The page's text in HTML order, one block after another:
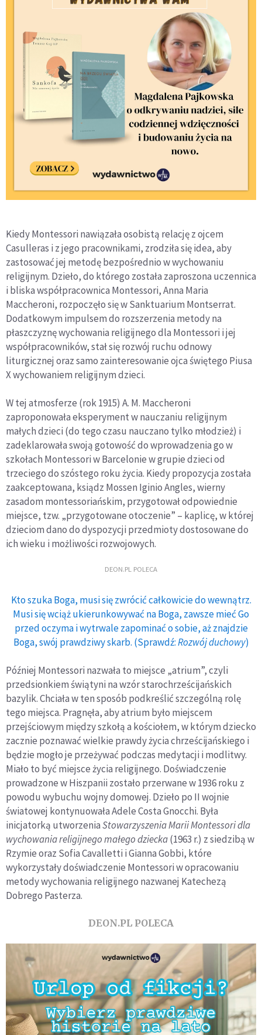
Kiedy Montessori nawiązała osobistą relację z ojcem
Casulleras i z jego pracownikami, zrodziła się idea, aby
zastosować jej metodę bezpośrednio w wychowaniu
religijnym. Dzieło, do którego została zaproszona uczennica
i bliska współpracownica Montessori, Anna Maria
Maccheroni, rozpoczęło się w Sanktuarium Montserrat.
Dodatkowym impulsem do rozszerzenia metody na
płaszczyznę wychowania religijnego dla Montessori i jej
współpracowników, stał się rozwój ruchu odnowy
liturgicznej oraz samo zainteresowanie ojca świętego Piusa
X wychowaniem religijnym dzieci.
W tej atmosferze (rok 1915) A. M. Maccheroni
zaproponowała eksperyment w nauczaniu religijnym
małych dzieci (do tego czasu nauczano tylko młodzież) i
zadeklarowała swoją gotowość do wprowadzenia go w
szkołach Montessori w Barcelonie w grupie dzieci od
trzeciego do szóstego roku życia. Kiedy propozycja została
zaakceptowana, ksiądz Mossen Iginio Angles, wierny
zasadom montessoriańskim, przygotował odpowiednie
miejsce, tzw. „przygotowane otoczenie” – kaplicę, w której
dzieciom dano do dyspozycji przedmioty dostosowane do
ich wieku i możliwości rozwojowych.
DEON.PL POLECA
Kto szuka Boga, musi się zwrócić całkowicie do wewnątrz.
Musi się wciąż ukierunkowywać na Boga, zawsze mieć Go
przed oczyma i wytrwale zapominać o sobie, aż znajdzie
Boga, swój prawdziwy skarb. (Sprawdź:Rozwój duchowy)
Później Montessori nazwała to miejsce „atrium”, czyli
przedsionkiem świątyni na wzór starochrześcijańskich
bazylik. Chciała w ten sposób podkreślić szczególną rolę
tego miejsca. Pragnęła, aby atrium było miejscem
przejściowym między szkołą a kościołem, w którym dziecko
zacznie poznawać wielkie prawdy życia chrześcijańskiego i
będzie mogło je przeżywać podczas medytacji i modlitwy.
Miało to być miejsce życia religijnego. Doświadczenie
prowadzone w Hiszpanii zostało przerwane w 1936 roku z
powodu wybuchu wojny domowej. Dzieło po II wojnie
światowej kontynuowała Adele Costa Gnocchi. Była
inicjatorką utworzeniaStowarzyszenia Marii Montessori dla
wychowania religijnego małego dziecka(1963 r.) z siedzibą w
Rzymie oraz Sofia Cavalletti i Gianna Gobbi, które
wykorzystały doświadczenie Montessori w opracowaniu
metody wychowania religijnego nazwanej Katechezą
Dobrego Pasterza.
DEON.PL POLECA